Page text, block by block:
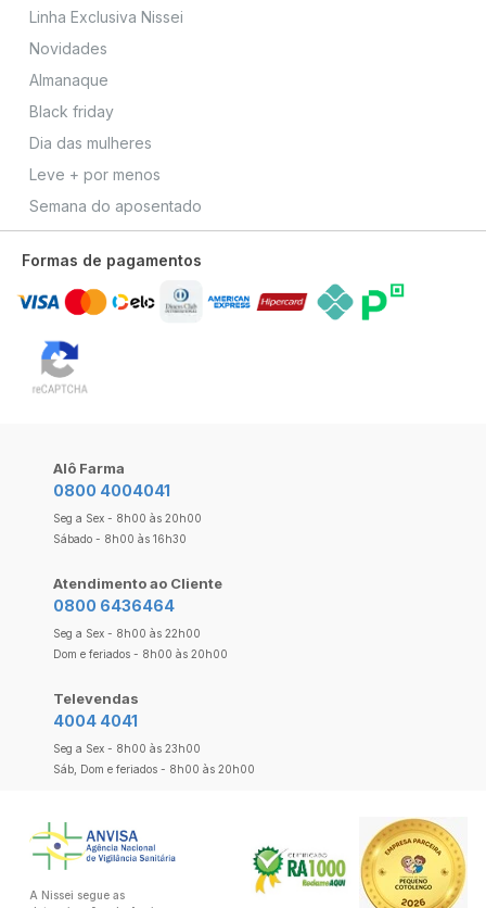
Linha Exclusiva Nissei
Novidades
Almanaque
Black friday
Dia das mulheres
Leve + por menos
Semana do aposentado
Formas de pagamentos
Alô Farma
0800 4004041
Seg a Sex - 8h00 às 20h00
Sábado - 8h00 às 16h30
Atendimento ao Cliente
0800 6436464
Seg a Sex - 8h00 às 22h00
Dom e feriados - 8h00 às 20h00
Televendas
4004 4041
Seg a Sex - 8h00 às 23h00
Sáb, Dom e feriados - 8h00 às 20h00
A Nissei segue as